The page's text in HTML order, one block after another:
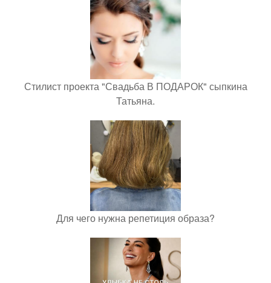
Стилист проекта "Свадьба В ПОДАРОК" сыпкина
Татьяна.
Для чего нужна репетиция образа?